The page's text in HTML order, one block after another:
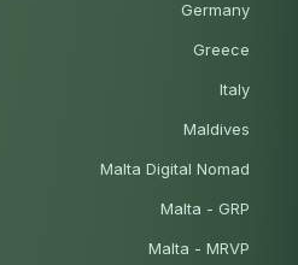
Germany
Greece
Italy
Maldives
Malta Digital Nomad
Malta - GRP
Malta - MRVP